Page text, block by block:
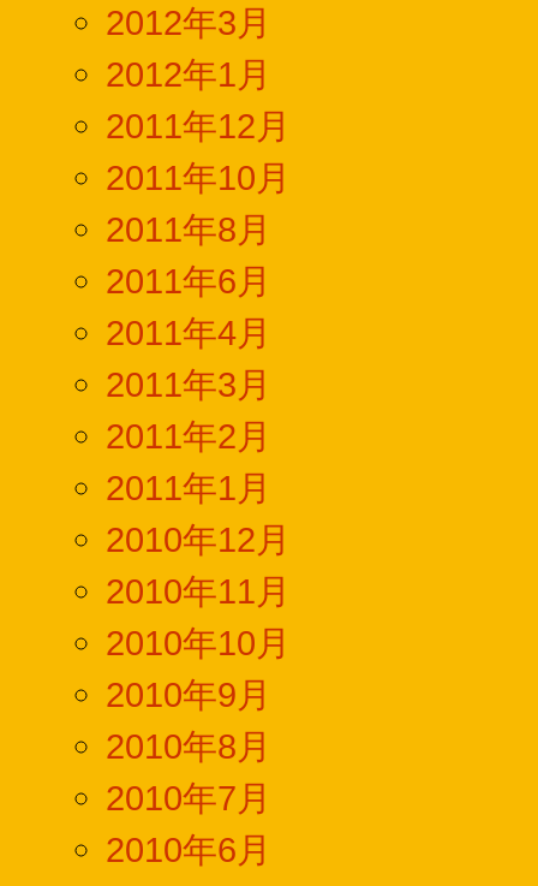
2012年3月
2012年1月
2011年12月
2011年10月
2011年8月
2011年6月
2011年4月
2011年3月
2011年2月
2011年1月
2010年12月
2010年11月
2010年10月
2010年9月
2010年8月
2010年7月
2010年6月